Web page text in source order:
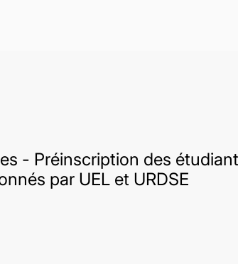
- Préinscription des
par UEL et URDSE